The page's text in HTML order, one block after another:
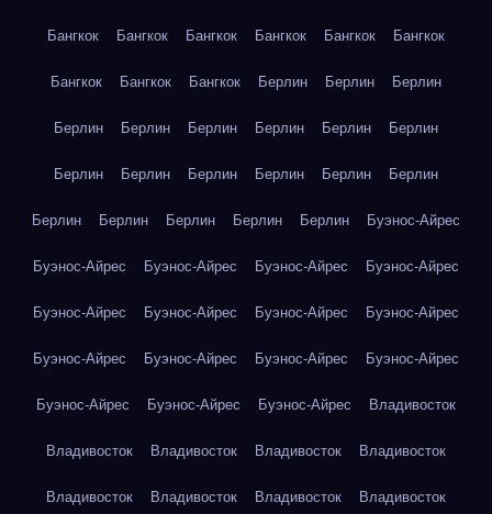
Бангкок Бангкок Бангкок Бангкок Бангкок Бангкок
Бангкок Бангкок Бангкок Берлин Берлин Берлин
Берлин Берлин Берлин Берлин Берлин Берлин
Берлин Берлин Берлин Берлин Берлин Берлин
Берлин Берлин Берлин Берлин Берлин Буэнос-Айрес
Буэнос-Айрес Буэнос-Айрес Буэнос-Айрес Буэнос-Айрес
Буэнос-Айрес Буэнос-Айрес Буэнос-Айрес Буэнос-Айрес
Буэнос-Айрес Буэнос-Айрес Буэнос-Айрес Буэнос-Айрес
Буэнос-Айрес Буэнос-Айрес Буэнос-Айрес Владивосток
Владивосток Владивосток Владивосток Владивосток
Владивосток Владивосток Владивосток Владивосток